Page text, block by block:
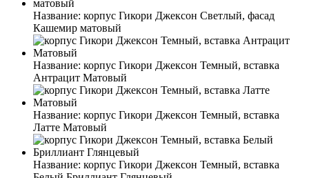
Название: корпус Гикори Джексон Светлый, фасад
Кашемир матовый
Название: корпус Гикори Джексон Темный, вставка
Антрацит Матовый
Название: корпус Гикори Джексон Темный, вставка
Латте Матовый
Название: корпус Гикори Джексон Темный, вставка